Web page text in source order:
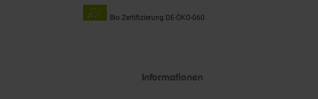
Bio Zertifizierung DE-ÖKO-060